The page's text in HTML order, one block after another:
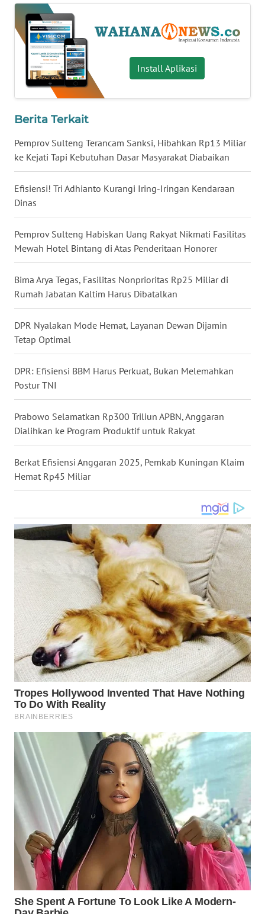
Install Aplikasi
Berita Terkait
Pemprov Sulteng Terancam Sanksi, Hibahkan Rp13 Miliar
ke Kejati Tapi Kebutuhan Dasar Masyarakat Diabaikan
Efisiensi! Tri Adhianto Kurangi Iring-Iringan Kendaraan
Dinas
Pemprov Sulteng Habiskan Uang Rakyat Nikmati Fasilitas
Mewah Hotel Bintang di Atas Penderitaan Honorer
Bima Arya Tegas, Fasilitas Nonprioritas Rp25 Miliar di
Rumah Jabatan Kaltim Harus Dibatalkan
DPR Nyalakan Mode Hemat, Layanan Dewan Dijamin
Tetap Optimal
DPR: Efisiensi BBM Harus Perkuat, Bukan Melemahkan
Postur TNI
Prabowo Selamatkan Rp300 Triliun APBN, Anggaran
Dialihkan ke Program Produktif untuk Rakyat
Berkat Efisiensi Anggaran 2025, Pemkab Kuningan Klaim
Hemat Rp45 Miliar
WN
KALTARA
WN
KALSEL
WN
KALTIM
WN
SULSEL
WN
GORONTALO
WN
SULUT
WN
MALUKU
MALUT
DAIRI
DANAU
TOBA
WN
NIAS
LANGKAT
SELATAN
WN
TANJUNG
LESUNG
WN
KARO
WN
SIMALUNGUN
LABUHANBATU
WN
TAPANULI
TENGAH
WN DELI
SERDANG
TEBING